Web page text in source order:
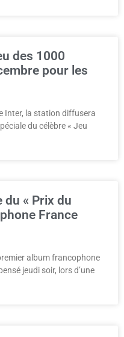
des 1000
pour les
Inter, la station diffusera
du célèbre « Jeu
du « Prix du
France
album francophone
jeudi soir, lors d’une